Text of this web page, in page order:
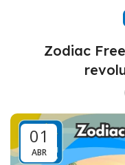
Zodiac
01
ABR